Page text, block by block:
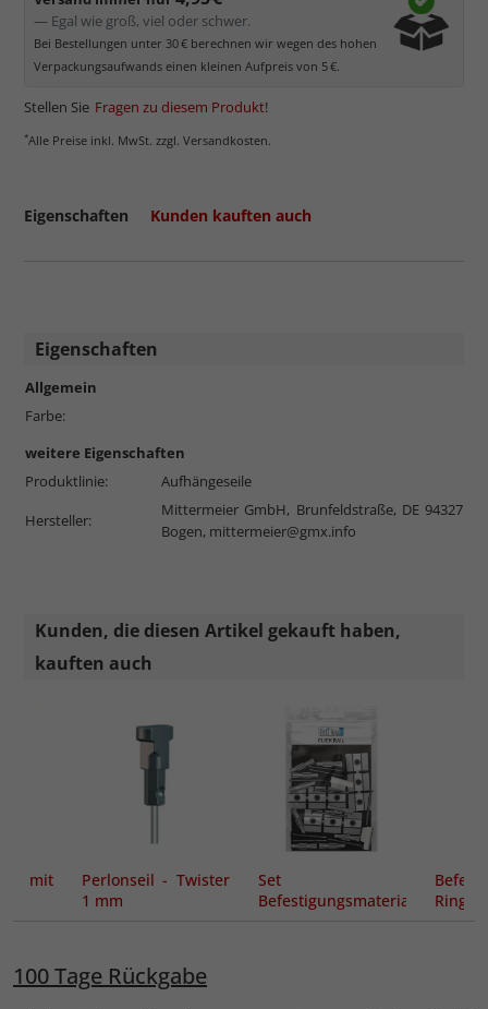
— Egal wie groß, viel oder schwer.
Bei Bestellungen unter 30 € berechnen wir wegen des hohen
Verpackungsaufwands einen kleinen Aufpreis von 5 €.
Stellen Sie Fragen zu diesem Produkt!
*Alle Preise inkl. MwSt. zzgl. Versandkosten.
Eigenschaften Kunden kauften auch
Eigenschaften
Allgemein
Farbe:
weitere Eigenschaften
Produktlinie:
Aufhängeseile
Hersteller:
Mittermeier GmbH, Brunfeldstraße, DE 94327
Bogen, mittermeier@gmx.info
Kunden, die diesen Artikel gekauft haben,
kauften auch
mit
Perlonseil - Twister
1 mm
Set
Befestigungsmaterial
Ring
100 Tage Rückgabe